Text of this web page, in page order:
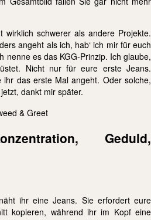
wirklich schwerer als andere Projekte.
angeht als ich, hab‘ ich mir für euch
nenne es das KGG-Prinzip. Ich glaube,
Nicht nur für eure erste Jeans.
das erste Mal angeht. Oder solche,
dankt mir später.
Geduld,
ihr eine Jeans. Sie erfordert eure
kopieren, während ihr im Kopf eine